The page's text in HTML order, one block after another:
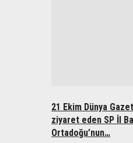
21 Ekim Dünya
ziyaret eden SP İl
Ortadoğu’nun…